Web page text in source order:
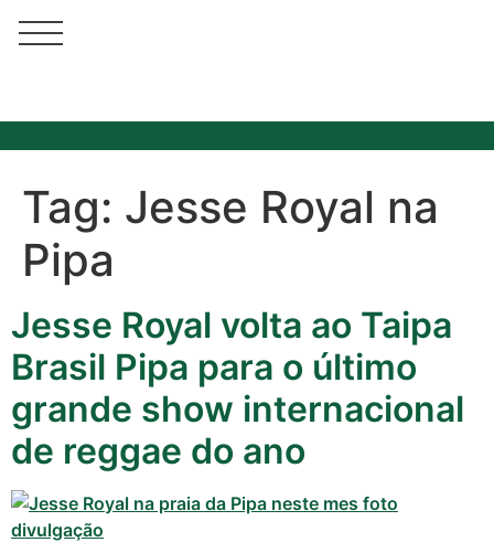
Tag: Jesse Royal na
Pipa
Jesse Royal volta ao Taipa
Brasil Pipa para o último
grande show internacional
de reggae do ano